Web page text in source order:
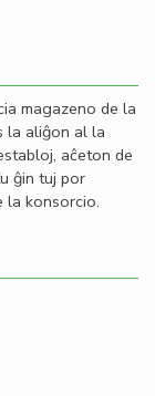
magazeno de la
la aliĝon al la
aĉeton de
ĝin tuj por
la konsorcio.